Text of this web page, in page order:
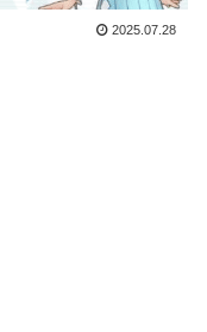
2025.07.28